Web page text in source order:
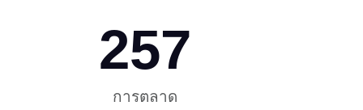
การตลาด
257